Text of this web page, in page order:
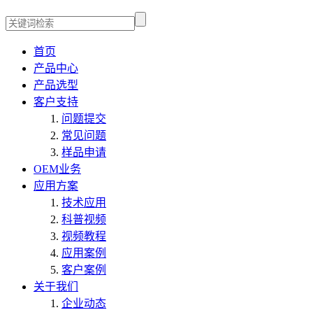
首页
产品中心
产品选型
客户支持
问题提交
常见问题
样品申请
OEM业务
应用方案
技术应用
科普视频
视频教程
应用案例
客户案例
关于我们
企业动态